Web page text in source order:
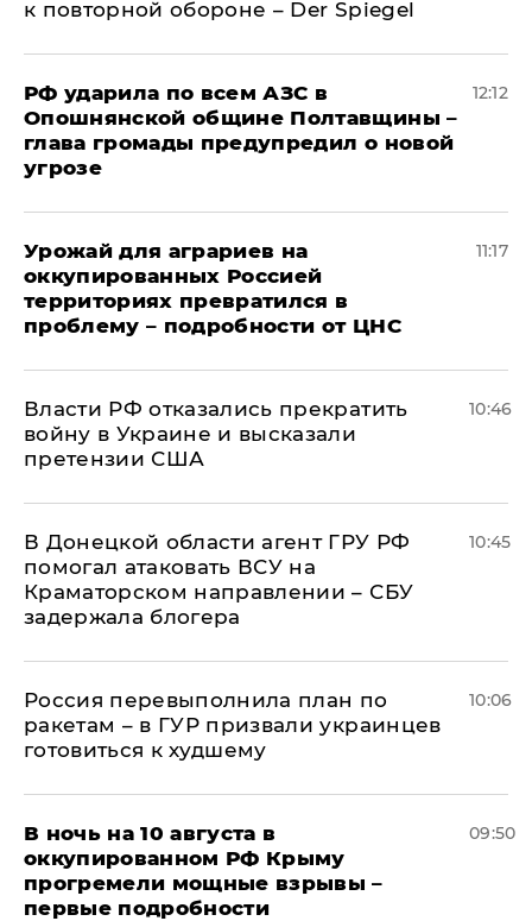
к повторной обороне – Der Spiegel
РФ ударила по всем АЗС в
Опошнянской общине Полтавщины –
глава громады предупредил о новой
угрозе
12:12
Урожай для аграриев на
оккупированных Россией
территориях превратился в
проблему – подробности от ЦНС
11:17
Власти РФ отказались прекратить
войну в Украине и высказали
претензии США
10:46
В Донецкой области агент ГРУ РФ
помогал атаковать ВСУ на
Краматорском направлении – СБУ
задержала блогера
10:45
Россия перевыполнила план по
ракетам – в ГУР призвали украинцев
готовиться к худшему
10:06
В ночь на 10 августа в
оккупированном РФ Крыму
прогремели мощные взрывы –
первые подробности
09:50